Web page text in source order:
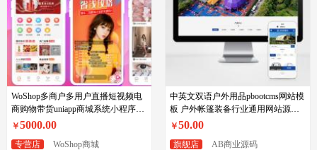
WoShop多商户多用户直播短视频电
商购物带货uniapp商城系统小程序
app源码，多语言商城
￥5000.00
专营店 WoShop商城
中英文双语户外用品pbootcms网站模
板 户外帐篷装备行业通用网站源码
下载
￥50.00
旗舰店 AB商业源码